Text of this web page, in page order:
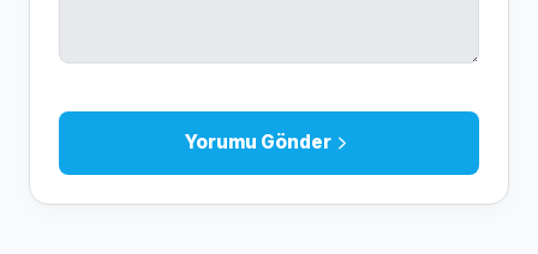
Yorumu Gönder